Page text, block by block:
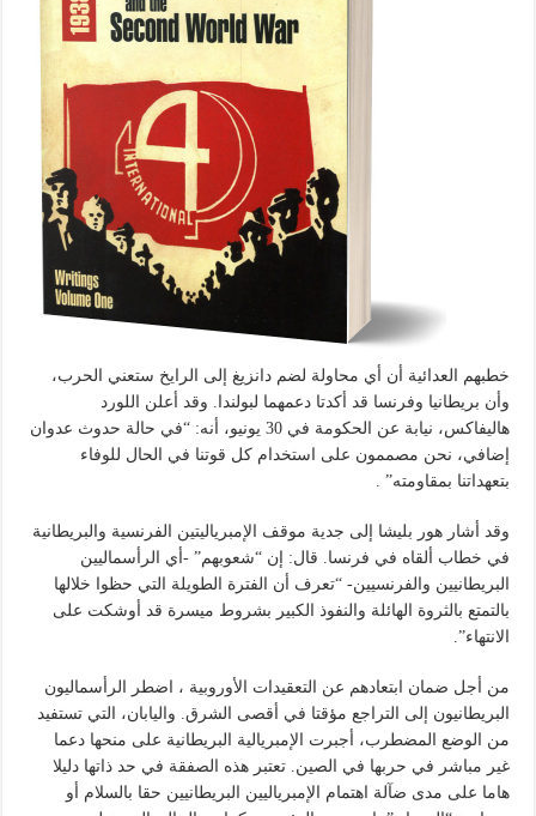
خطبهم العدائية أن أي محاولة لضم دانزيغ إلى الرايخ ستعني الحرب،
وأن بريطانيا وفرنسا قد أكدتا دعمهما لبولندا. وقد أعلن اللورد
هاليفاكس، نيابة عن الحكومة في 30 يونيو، أنه: “في حالة حدوث عدوان
إضافي، نحن مصممون على استخدام كل قوتنا في الحال للوفاء
بتعهداتنا بمقاومته” .
وقد أشار هور بليشا إلى جدية موقف الإمبرياليتين الفرنسية والبريطانية
في خطاب ألقاه في فرنسا. قال: إن “شعوبهم” -أي الرأسماليين
البريطانيين والفرنسيين- “تعرف أن الفترة الطويلة التي حظوا خلالها
بالتمتع بالثروة الهائلة والنفوذ الكبير بشروط ميسرة قد أوشكت على
الانتهاء”.
من أجل ضمان ابتعادهم عن التعقيدات الأوروبية ، اضطر الرأسماليون
البريطانيون إلى التراجع مؤقتا في أقصى الشرق. واليابان، التي تستفيد
من الوضع المضطرب، أجبرت الإمبريالية البريطانية على منحها دعما
غير مباشر في حربها في الصين. تعتبر هذه الصفقة في حد ذاتها دليلا
هاما على مدى ضآلة اهتمام الإمبرياليين البريطانيين حقا بالسلام أو